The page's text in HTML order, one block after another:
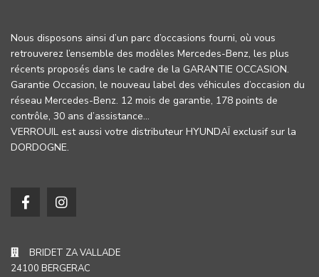
Nous disposons ainsi d’un parc d’occasions fourni, où vous
retrouverez l’ensemble des modèles Mercedes-Benz, les plus
récents proposés dans le cadre de la GARANTIE OCCASION.
Garantie Occasion, le nouveau label des véhicules d’occasion du
réseau Mercedes-Benz. 12 mois de garantie, 178 points de
contrôle, 30 ans d’assistance…
VERROUIL est aussi votre distributeur HYUNDAÏ exclusif sur la
DORDOGNE.
BRIDET ZA VALLADE
24100 BERGERAC